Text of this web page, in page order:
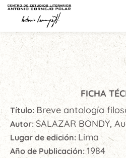
FICHA
Título: Breve antología
Autor: SALAZAR BONDY,
Lugar de edición: Lima
Año de Publicación:1984